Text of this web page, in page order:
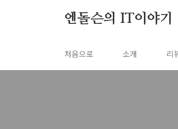
엔돌슨의 IT이야기
처음으로 소개 리